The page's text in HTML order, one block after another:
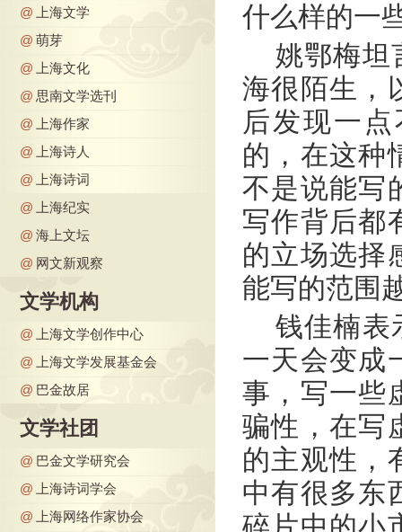
@
上海文学
@ 萌芽
@
上海文化
@ 思南文学选刊
@
上海作家
@
上海诗人
@
上海诗词
@
上海纪实
@ 海上文坛
@ 网文新观察
文学机构
@
上海文学创作中心
@
上海文学发展基金会
@ 巴金故居
文学社团
@ 巴金文学研究会
@
上海诗词学会
@
上海网络作家协会
什么样的一
姚鄂梅坦
海很陌生，
后发现一
的，在这种
不是说能写
写作背后都
的立场选择
能写的范围
钱佳楠表
一天会变成
事，写一些
骗性，在写
的主观性，
中有很多东